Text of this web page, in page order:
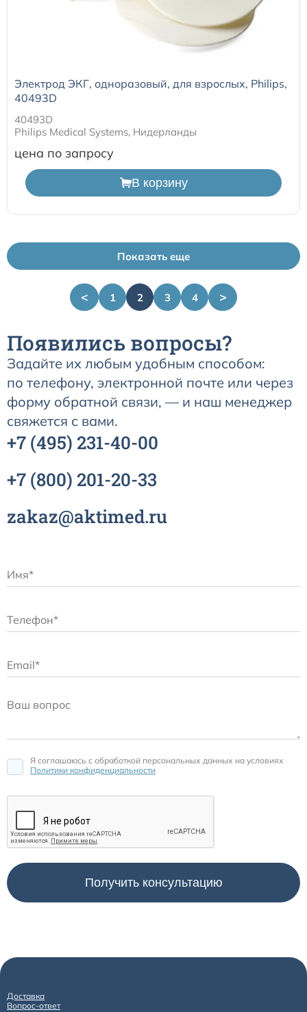
Электрод ЭКГ, одноразовый, для взрослых, Philips,
40493D
40493D
Philips Medical Systems, Нидерланды
цена по запросу
В корзину
Показать еще
< 1 2 3 4 >
Появились вопросы?
Задайте их любым удобным способом:
по телефону, электронной почте или через
форму обратной связи, — и наш менеджер
свяжется с вами.
+7 (495) 231-40-00
+7 (800) 201-20-33
zakaz@aktimed.ru
Я соглашаюсь c обработкой персональных данных на условиях
Политики конфиденциальности
Доставка
Вопрос-ответ